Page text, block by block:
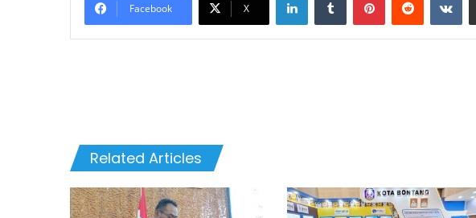
Facebook X
Related Articles